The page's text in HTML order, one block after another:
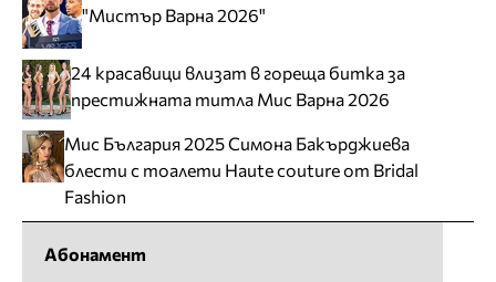
"Мистър Варна 2026"
24 красавици влизат в гореща битка за
престижната титла Мис Варна 2026
Мис България 2025 Симона Бакърджиева
блести с тоалети Haute couture от Bridal
Fashion
Абонамент